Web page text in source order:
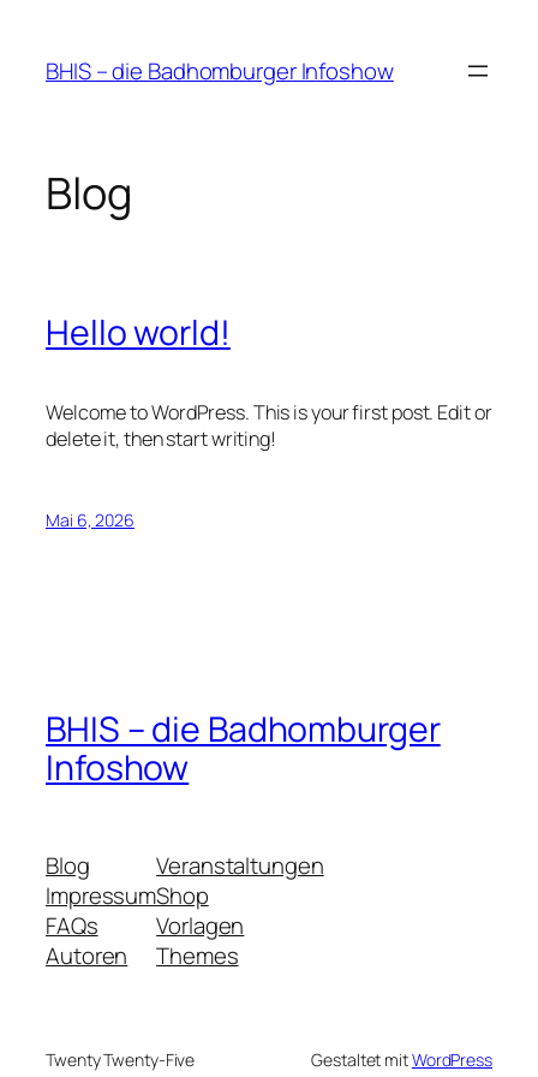
springen
BHIS – die Badhomburger Infoshow
Blog
Hello world!
Welcome to WordPress. This is your first post. Edit or
delete it, then start writing!
Mai 6, 2026
BHIS – die Badhomburger
Infoshow
Blog
Impressum
FAQs
Autoren
Veranstaltungen
Shop
Vorlagen
Themes
Twenty Twenty-Five Gestaltet mitWordPress